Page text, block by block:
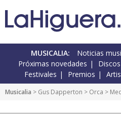
MUSICALIA: Noticias
Próximas novedades
Festivales
Premios
Musicalia > Gus Dapperton > Orca >